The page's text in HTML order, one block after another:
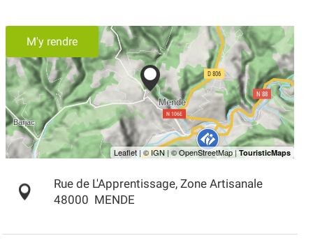
M'y rendre
Rue de L'Apprentissage, Zone Artisanale
48000 MENDE